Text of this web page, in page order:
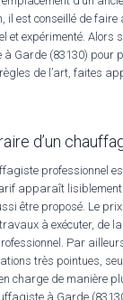
il est conseillé de faire
et expérimenté. Alors
Garde (83130) pour
de l’art, faites
d’un
professionnel
apparaît
être proposé. Le prix
à exécuter, de
Par
très pointues,
charge de manière
à Garde